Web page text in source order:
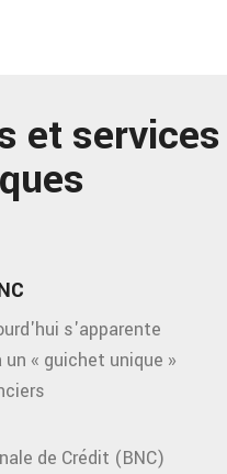
et services
s'apparente
« guichet unique »
de Crédit (BNC)